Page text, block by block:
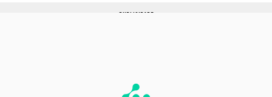
PUBLICIDADE